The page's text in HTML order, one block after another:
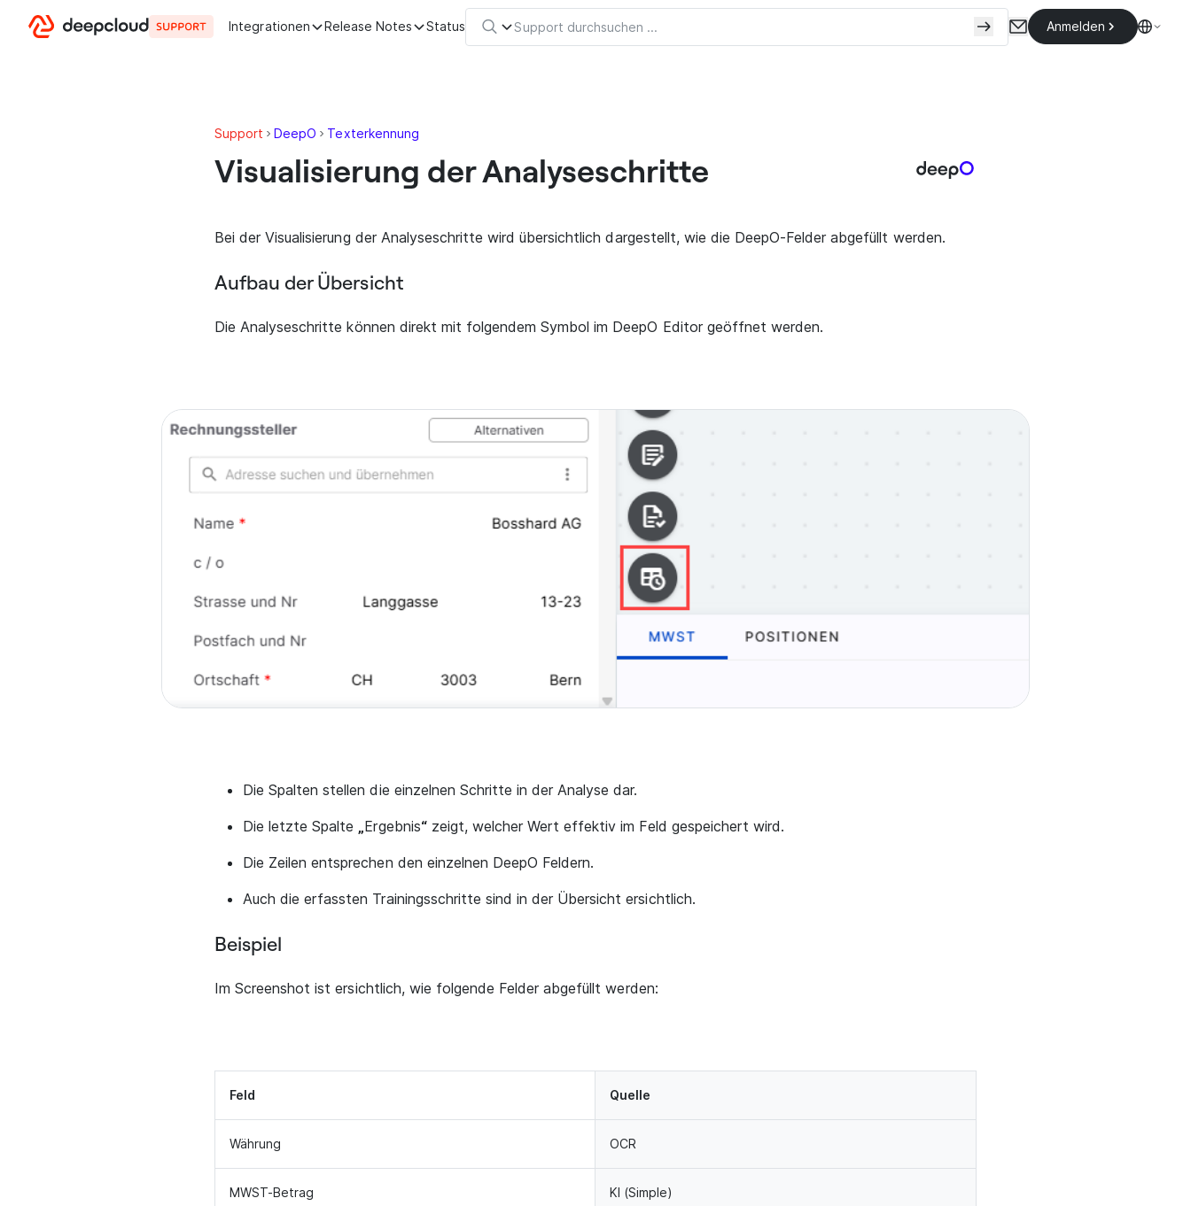
Integrationen Release Notes Status Anmelden
Support DeepO Texterkennung
Visualisierung der Analyseschritte
Bei der Visualisierung der Analyseschritte wird übersichtlich dargestellt, wie die DeepO-Felder abgefüllt werden.
Aufbau der Übersicht
Die Analyseschritte können direkt mit folgendem Symbol im DeepO Editor geöffnet werden.
Die Spalten stellen die einzelnen Schritte in der Analyse dar.
Die letzte Spalte „Ergebnis“zeigt, welcher Wert effektiv im Feld gespeichert wird.
Die Zeilen entsprechen den einzelnen DeepO Feldern.
Auch die erfassten Trainingsschritte sind in der Übersicht ersichtlich.
Beispiel
Im Screenshot ist ersichtlich, wie folgende Felder abgefüllt werden:
Feld Quelle
Währung OCR
MWST-Betrag KI (Simple)